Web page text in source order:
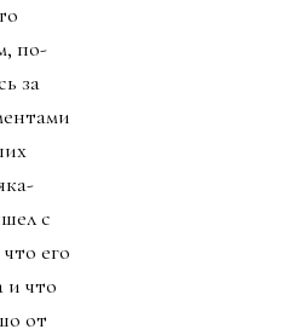
по-
за
с
его
и что
от